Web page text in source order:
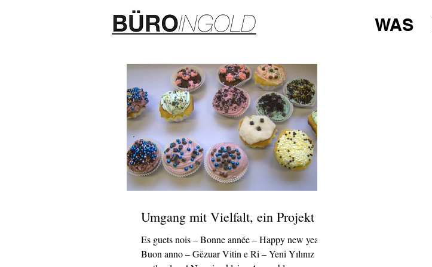
WAS
Umgang mit Vielfalt, ein Projekt
Es guets nois – Bonne année – Happy new year –
Buon anno – Gëzuar Vitin e Ri – Yeni Yılınız